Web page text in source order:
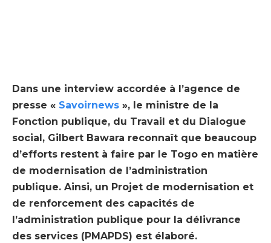
Dans une interview accordée à l’agence de
presse « Savoirnews », le ministre de la
Fonction publique, du Travail et du Dialogue
social, Gilbert Bawara reconnaît que beaucoup
d’efforts restent à faire par le Togo en matière
de modernisation de l’administration
publique. Ainsi, un Projet de modernisation et
de renforcement des capacités de
l’administration publique pour la délivrance
des services (PMAPDS) est élaboré.